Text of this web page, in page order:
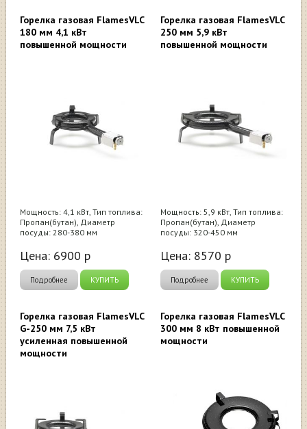
Горелка газовая FlamesVLC
180 мм 4,1 кВт
повышенной мощности
Мощность: 4,1 кВт, Тип топлива:
Пропан(бутан), Диаметр
посуды: 280-380 мм
Цена: 6900 р
Подробнее КУПИТЬ
Горелка газовая FlamesVLC
250 мм 5,9 кВт
повышенной мощности
Мощность: 5,9 кВт, Тип топлива:
Пропан(бутан), Диаметр
посуды: 320-450 мм
Цена: 8570 р
Подробнее КУПИТЬ
Горелка газовая FlamesVLC
G-250 мм 7,5 кВт
усиленная повышенной
мощности
Горелка газовая FlamesVLC
300 мм 8 кВт повышенной
мощности